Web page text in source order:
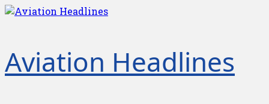
Skip
Aviation Headlines